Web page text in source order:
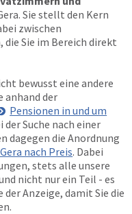
Sie stellt den Kern
zwischen
Sie im Bereich direkt
bewusst eine andere
anhand der
Pensionen in und um
der Suche nach einer
dagegen die Anordnung
nach Preis. Dabei
stets alle unsere
nicht nur ein Teil - es
Anzeige, damit Sie die